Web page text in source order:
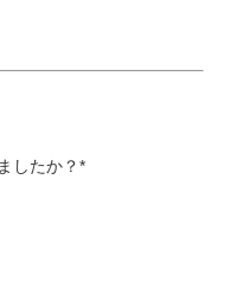
したか？*